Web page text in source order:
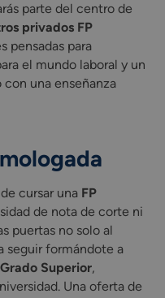
parte del centro de
privados FP
pensadas para
el mundo laboral y un
una enseñanza
cursar una FP
de nota de corte ni
puertas no solo al
seguir formándote a
Superior,
Una oferta de